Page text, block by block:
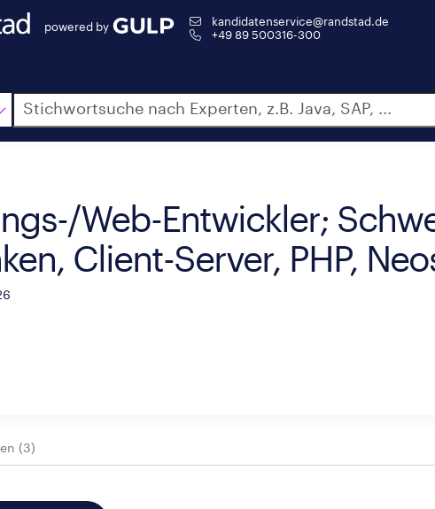
powered by
kandidatenservice@randstad.de
+49 89 500316-300
Web-Entwickler;
Client-Server, PHP,
(3)